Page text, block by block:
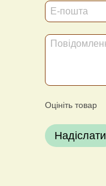
Оцініть товар
Надіслати